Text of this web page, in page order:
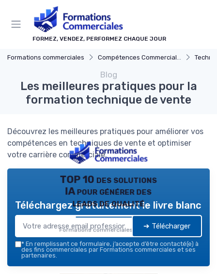
FORMEZ, VENDEZ, PERFORMEZ CHAQUE JOUR
Formations commerciales Compétences Commerciales Clés
Blog
Les meilleures pratiques pour la
formation technique de vente
Découvrez les meilleures pratiques pour améliorer vos
compétences en techniques de vente et optimiser
votre carrière commerciale.
TOP 10 des solutions
IA pour générer des
leads de qualité
Formations commerciales — 2026
Téléchargez gratuitement le livre blanc
➔ Télécharger
* En remplissant ce formulaire, j’accepte d’être contacté(e) à
des fins commerciales par Formations commerciales et ses
partenaires.
Panneau de gestion des cookies